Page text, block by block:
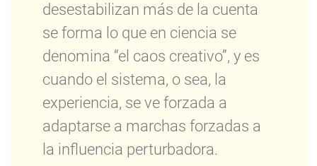
desestabilizan más de la cuenta
se forma lo que en ciencia se
denomina “el caos creativo”, y es
cuando el sistema, o sea, la
experiencia, se ve forzada a
adaptarse a marchas forzadas a
la influencia perturbadora.